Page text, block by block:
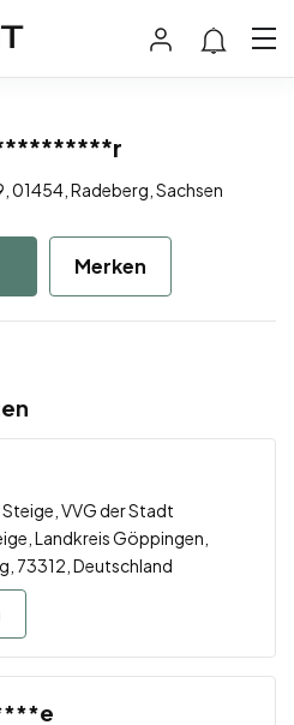
01454, Radeberg, Sachsen
Merken
VVG der Stadt
Landkreis Göppingen,
73312, Deutschland